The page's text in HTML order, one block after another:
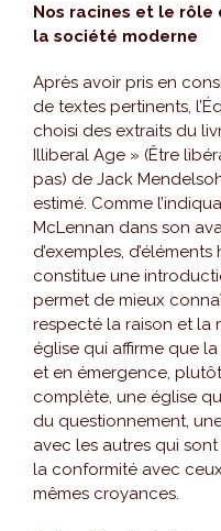
Nos racines et le rôle
la société moderne
Après avoir pris en
de textes pertinents,
choisi des extraits du
Illiberal Age » (Être
pas) de Jack
estimé. Comme
McLennan dans son
d’exemples,
constitue une
permet de mieux
respecté la raison et la
église qui affirme que
et en émergence,
complète, une église
du questionnement,
avec les autres qui
la conformité avec
mêmes croyances.